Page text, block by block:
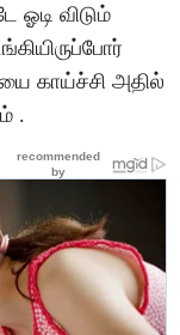
ஓடி விடும்
காய்ச்சி அதில்
.